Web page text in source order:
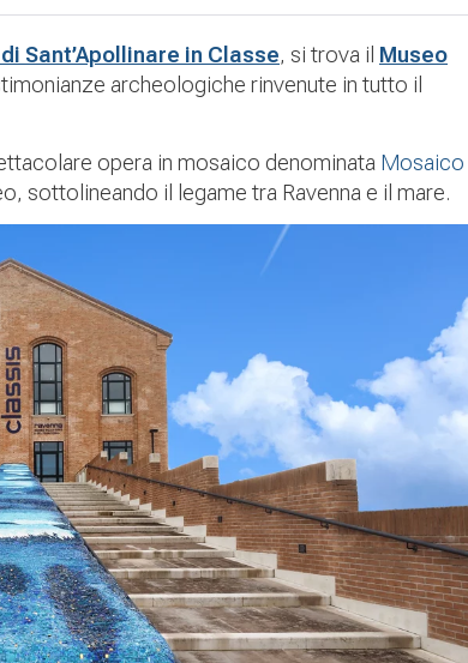
Sant’Apollinare in Classe, si trova il Museo
archeologiche rinvenute in tutto il
opera in mosaico denominata Mosaico
sottolineando il legame tra Ravenna e il mare.